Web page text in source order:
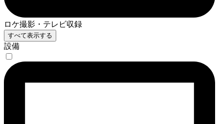
ロケ撮影・テレビ収録
すべて表示する
設備